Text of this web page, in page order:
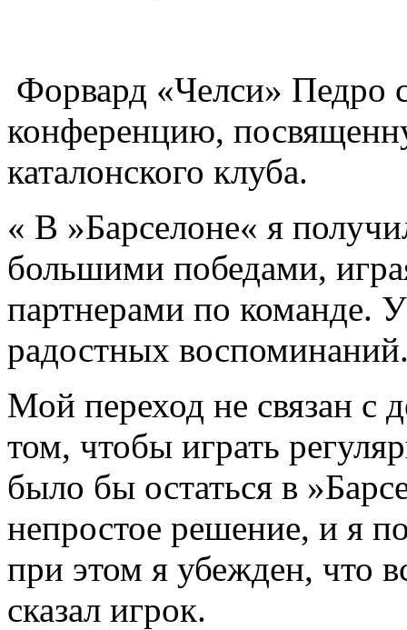
Форвард «Челси» Педро
конференцию,
каталонского клуба.
« В »Барселоне« я
большими победами,
партнерами по команде.
радостных
Мой переход не связан с
том, чтобы играть
было бы остаться в
непростое решение, и я
при этом я убежден, что
сказал игрок.